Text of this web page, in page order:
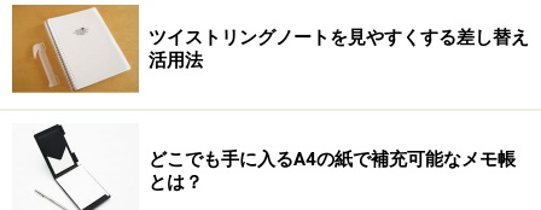
ツイストリングノートを見やすくする差し替え
活用法
どこでも手に入るA4の紙で補充可能なメモ帳
とは？